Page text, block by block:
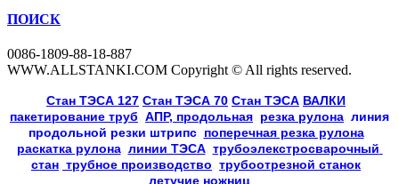
ПОИСК
0086-1809-88-18-887
WWW.ALLSTANKI.COM Copyright © All rights reserved.
Cтан ТЭСА 127 Cтан ТЭСА 70 Cтан ТЭСА ВАЛКИ
пакетирование труб АПР, продольная резка рулона линия
продольной резки штрипс, поперечная резка рулона
раскатка рулона, линии ТЭСА, трубоэлекстросварочный
стан трубное производство трубоотрезной станок
летучие ножниц